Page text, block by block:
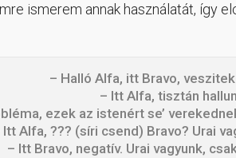
ismerem annak használatát, így
– Halló Alfa, itt Bravo,
– Itt Alfa, tisztán
ezek az istenért se’
Itt Alfa, ??? (síri csend) Bravo? Urai
– Itt Bravo, negatív. Urai vagyunk,